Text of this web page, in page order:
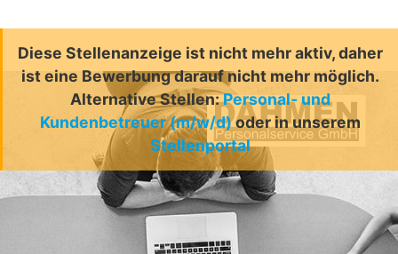
Diese Stellenanzeige ist nicht mehr aktiv, daher
ist eine Bewerbung darauf nicht mehr möglich.
Alternative Stellen:Personal- und
Kundenbetreuer (m/w/d)oder in unserem
Stellenportal